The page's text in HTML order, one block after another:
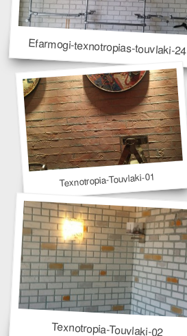
Efarmogi-texnotropias-touvlaki-24
Texnotropia-Touvlaki-01
Texnotropia-Touvlaki-02